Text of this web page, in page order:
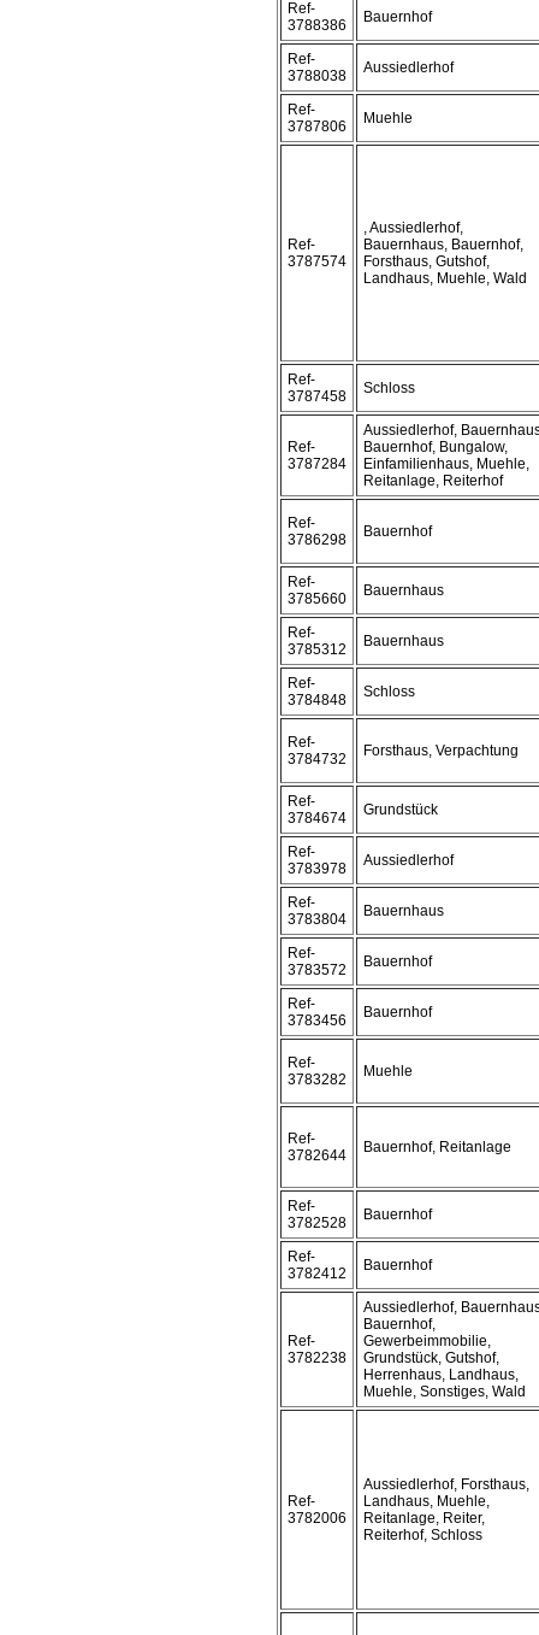
Ref-
3788386
Bauernhof
Ref-
3788038
Aussiedlerhof
Ref-
3787806
Muehle
Ref-
3787574
, Aussiedlerhof,
Bauernhaus, Bauernhof,
Forsthaus, Gutshof,
Landhaus, Muehle, Wald
Ref-
3787458
Schloss
Ref-
3787284
Aussiedlerhof,
Bauernhof, Bungalow,
Einfamilienhaus, Muehle,
Reitanlage, Reiterhof
Ref-
3786298
Bauernhof
Ref-
3785660
Bauernhaus
Ref-
3785312
Bauernhaus
Ref-
3784848
Schloss
Ref-
3784732
Forsthaus, Verpachtung
Ref-
3784674
Grundstück
Ref-
3783978
Aussiedlerhof
Ref-
3783804
Bauernhaus
Ref-
3783572
Bauernhof
Ref-
3783456
Bauernhof
Ref-
3783282
Muehle
Ref-
3782644
Bauernhof, Reitanlage
Ref-
3782528
Bauernhof
Ref-
3782412
Bauernhof
Ref-
3782238
Aussiedlerhof,
Bauernhof,
Gewerbeimmobilie,
Grundstück, Gutshof,
Herrenhaus, Landhaus,
Muehle, Sonstiges, Wald
Ref-
3782006
Aussiedlerhof, Forsthaus,
Landhaus, Muehle,
Reitanlage, Reiter,
Reiterhof, Schloss